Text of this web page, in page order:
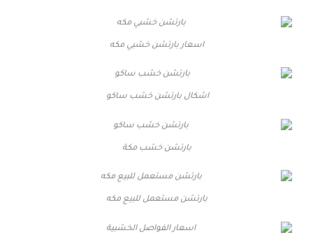
اسعار بارتشن خشبي مكه
اشكال بارتشن خشب ساكو
بارتشن خشب مكة
بارتشن مستعمل للبيع مكه